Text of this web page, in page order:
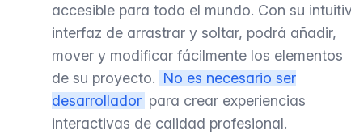
accesible para todo el mundo. Con su
interfaz de arrastrar y soltar, podrá añadir,
mover y modificar fácilmente los elementos
de su proyecto. No es necesario ser
desarrollador para crear experiencias
interactivas de calidad profesional.